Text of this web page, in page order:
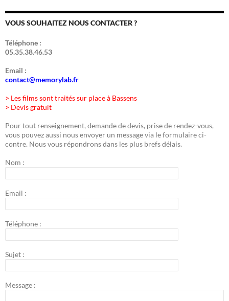
VOUS SOUHAITEZ NOUS CONTACTER ?
Téléphone :
05.35.38.46.53
Email :
contact@memorylab.fr
> Les films sont traités sur place à Bassens
> Devis gratuit
Pour tout renseignement, demande de devis, prise de rendez-vous,
vous pouvez aussi nous envoyer un message via le formulaire ci-
contre. Nous vous répondrons dans les plus brefs délais.
Nom :
Email :
Téléphone :
Sujet :
Message :